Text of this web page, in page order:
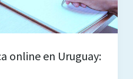
online en Uruguay: